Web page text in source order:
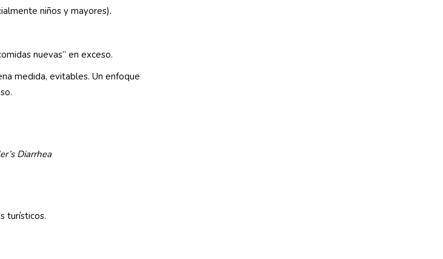
niños y mayores).
nuevas” en exceso.
medida, evitables. Un enfoque
Diarrhea
turísticos.